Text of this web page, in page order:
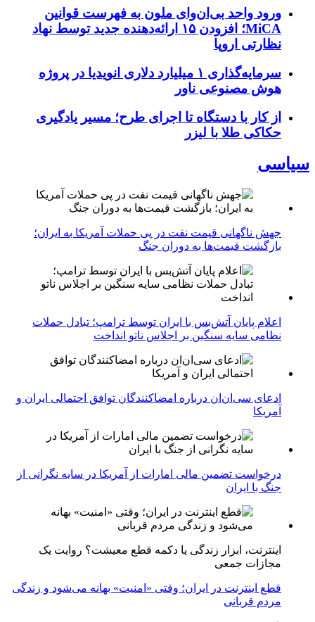
ورود واحد بی‌ان‌وای ملون به فهرست قوانین
MiCA؛ افزودن ۱۵ ارائه‌دهنده جدید توسط نهاد
نظارتی اروپا
سرمایه‌گذاری ۱ میلیارد دلاری انویدیا در پروژه
هوش مصنوعی ناور
از کار با دستگاه تا اجرای طرح؛ مسیر یادگیری
حکاکی طلا با لیزر
سیاسی
جهش ناگهانی قیمت نفت در پی حملات آمریکا به ایران؛
بازگشت قیمت‌ها به دوران جنگ
اعلام پایان آتش‌بس با ایران توسط ترامپ؛ تبادل حملات
نظامی سایه سنگین بر اجلاس ناتو انداخت
ادعای سی‌ان‌ان درباره امضاکنندگان توافق احتمالی ایران و
آمریکا
درخواست تضمین مالی امارات از آمریکا در سایه نگرانی از
جنگ با ایران
اینترنت، ابزار زندگی یا دکمه قطع معیشت؟ روایت یک
مجازات جمعی
قطع اینترنت در ایران؛ وقتی «امنیت» بهانه می‌شود و زندگی
مردم قربانی